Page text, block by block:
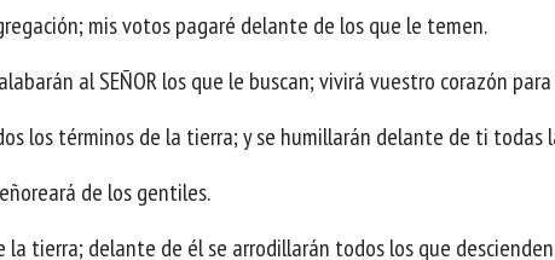
mis votos pagaré delante de los que le temen.
al SEÑOR los que le buscan; vivirá vuestro corazón
los términos de la tierra; y se humillarán delante de ti
de los gentiles.
la tierra; delante de él se arrodillarán todos los que